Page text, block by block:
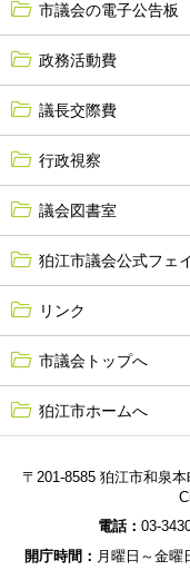
市議会の電子公告板
政務活動費
議長交際費
行政視察
議会図書室
狛江市議会公式フェ
リンク
市議会トップへ
狛江市ホームへ
〒201-8585 狛江市和泉
電話： 03-
開庁時間： 月曜日～金曜